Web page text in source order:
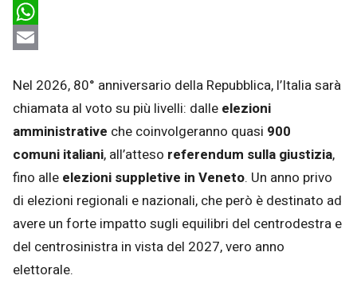
LinkedIn
WhatsApp
Nel 2026, 80° anniversario della Repubblica, l’Italia sarà
chiamata al voto su più livelli: dalle elezioni
amministrative che coinvolgeranno quasi 900
comuni italiani, all’atteso referendum sulla giustizia,
fino alle elezioni suppletive in Veneto. Un anno privo
di elezioni regionali e nazionali, che però è destinato ad
avere un forte impatto sugli equilibri del centrodestra e
del centrosinistra in vista del 2027, vero anno
elettorale.